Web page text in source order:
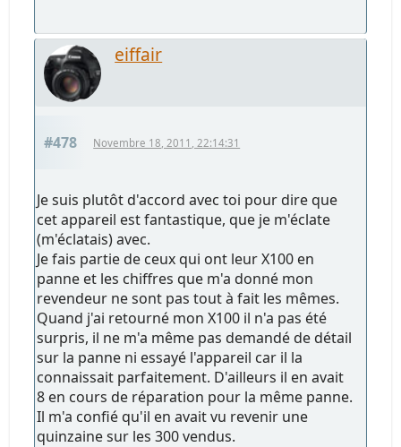
eiffair
#478 Novembre 18, 2011, 22:14:31
Je suis plutôt d'accord avec toi pour dire que
cet appareil est fantastique, que je m'éclate
(m'éclatais) avec.
Je fais partie de ceux qui ont leur X100 en
panne et les chiffres que m'a donné mon
revendeur ne sont pas tout à fait les mêmes.
Quand j'ai retourné mon X100 il n'a pas été
surpris, il ne m'a même pas demandé de détail
sur la panne ni essayé l'appareil car il la
connaissait parfaitement. D'ailleurs il en avait
8 en cours de réparation pour la même panne.
Il m'a confié qu'il en avait vu revenir une
quinzaine sur les 300 vendus.